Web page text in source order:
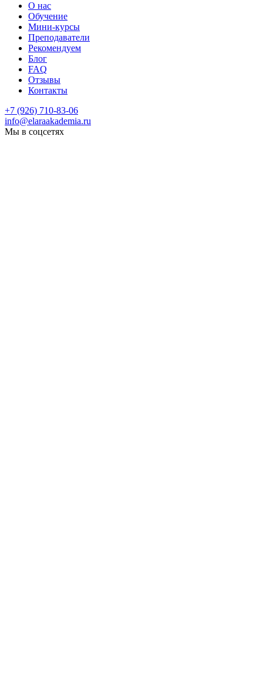
О нас
Обучение
Мини-курсы
Преподаватели
Рекомендуем
Блог
FAQ
Отзывы
Контакты
+7 (926) 710-83-06
info@elaraakademia.ru
Мы в соцсетях